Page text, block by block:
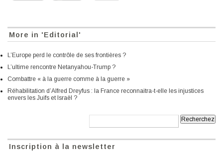
More in 'Editorial'
L’Europe perd le contrôle de ses frontières ?
L’ultime rencontre Netanyahou-Trump ?
Combattre « à la guerre comme à la guerre »
Réhabilitation d’Alfred Dreyfus : la France reconnaitra-t-elle les injustices
envers les Juifs et Israël ?
Inscription à la newsletter